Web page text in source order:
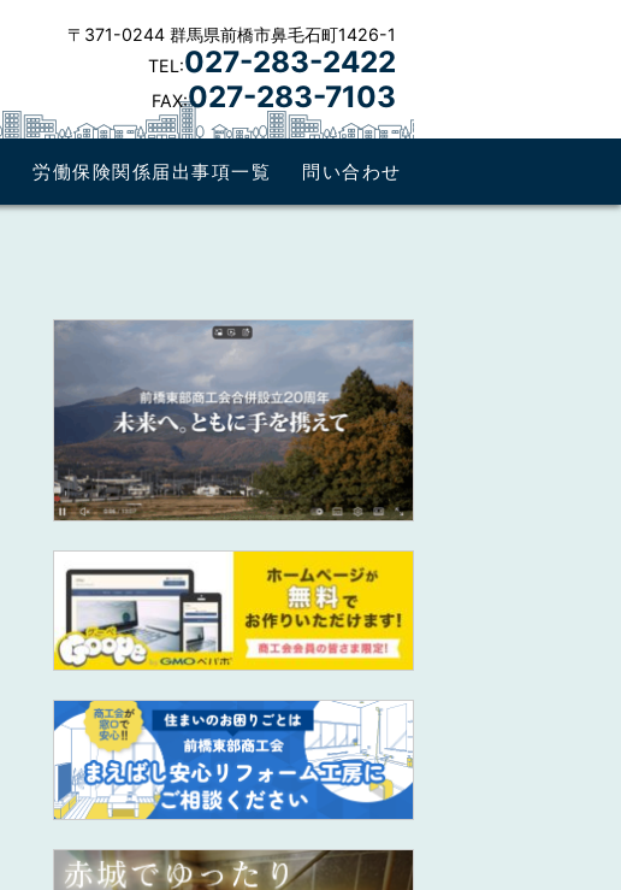
〒371-0244 群馬県前橋市鼻毛石町1426-1
TEL:027-283-2422
FAX:027-283-7103
労働保険関係届出事項一覧 問い合わせ